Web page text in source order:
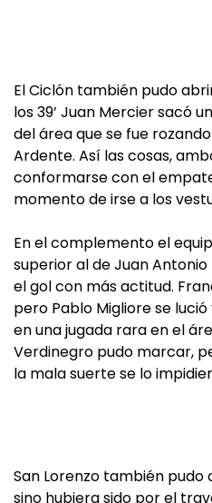
El Ciclón también pudo
los 39’ Juan Mercier sacó
del área que se fue
Ardente. Así las cosas,
conformarse con el
momento de irse a los
En el complemento el
superior al de Juan Antonio
el gol con más actitud.
pero Pablo Migliore se
en una jugada rara en el
Verdinegro pudo marcar,
la mala suerte se lo
San Lorenzo también
sino hubiera sido por el